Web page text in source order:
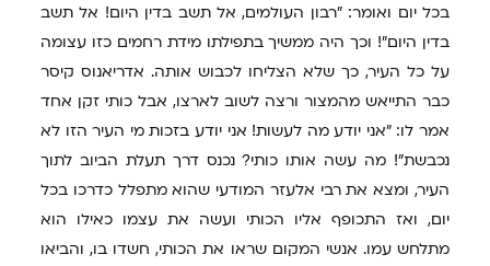
בכל יום ואומר: "רבון העולמים, אל תשב בדין היום! אל תשב
בדין היום"! וכך היה ממשיך בתפילתו מידת רחמים כזו עצומה
על כל העיר, כך שלא הצליחו לכבוש אותה. אדריאנוס קיסר
כבר התייאש מהמצור ורצה לשוב לארצו, אבל כותי זקן אחד
אמר לו: "אני יודע מה לעשות! אני יודע בזכות מי העיר הזו לא
נכבשת"! מה עשה אותו כותי? נכנס דרך תעלת הביוב לתוך
העיר, ומצא את רבי אלעזר המודעי שהוא מתפלל כדרכו בכל
יום, ואז התכופף אליו הכותי ועשה את עצמו כאילו הוא
מתלחש עמו. אנשי המקום שראו את הכותי, חשדו בו, והביאו